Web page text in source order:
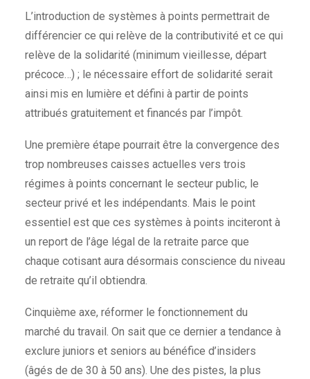
L’introduction de systèmes à points permettrait de
différencier ce qui relève de la contributivité et ce qui
relève de la solidarité (minimum vieillesse, départ
précoce…) ; le nécessaire effort de solidarité serait
ainsi mis en lumière et défini à partir de points
attribués gratuitement et financés par l’impôt.
Une première étape pourrait être la convergence des
trop nombreuses caisses actuelles vers trois
régimes à points concernant le secteur public, le
secteur privé et les indépendants. Mais le point
essentiel est que ces systèmes à points inciteront à
un report de l’âge légal de la retraite parce que
chaque cotisant aura désormais conscience du niveau
de retraite qu’il obtiendra.
Cinquième axe, réformer le fonctionnement du
marché du travail. On sait que ce dernier a tendance à
exclure juniors et seniors au bénéfice d’insiders
(âgés de de 30 à 50 ans). Une des pistes, la plus